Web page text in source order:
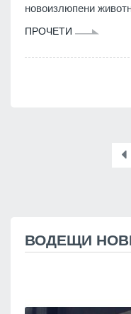
новоизлюпени
ПРОЧЕТИ
ВОДЕЩИ